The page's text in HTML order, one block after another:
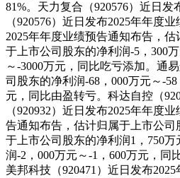
81%。天力复合（920576）近日
（920576）近日发布2025年年度
2025年年度业绩预告通知布告，
于上市公司股东的净利润-5，300
～-3000万元，同比吃亏添加。通
司股东的净利润-68，000万元～-
元，同比由盈转亏。科达自控（
（920932）近日发布2025年年度
告通知布告，估计归属于上市公司
于上市公司股东的净利润1，750
润-2，000万元～-1，600万元，同
美邦科技（920471）近日发布